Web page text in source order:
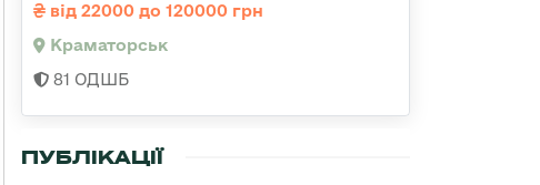
від 22000 до 120000 грн
Краматорськ
81 ОДШБ
ПУБЛІКАЦІЇ